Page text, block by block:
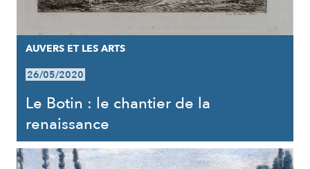
AUVERS ET LES ARTS
26/05/2020
Le Botin : le chantier de la
renaissance